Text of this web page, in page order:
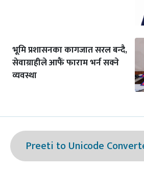
भूमि प्रशासनका कागजात सरल बन्दै,
सेवाग्राहीले आफैं फाराम भर्न सक्ने
व्यवस्था
Preeti to Unicode